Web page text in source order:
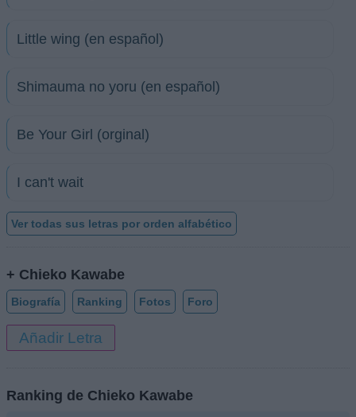
Little wing (en español)
Shimauma no yoru (en español)
Be Your Girl (orginal)
I can't wait
Ver todas sus letras por orden alfabético
+ Chieko Kawabe
Biografía Ranking Fotos Foro
Añadir Letra
Ranking de Chieko Kawabe